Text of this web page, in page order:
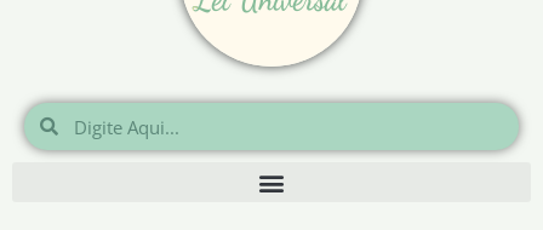
Pesquisar
Pesquisar